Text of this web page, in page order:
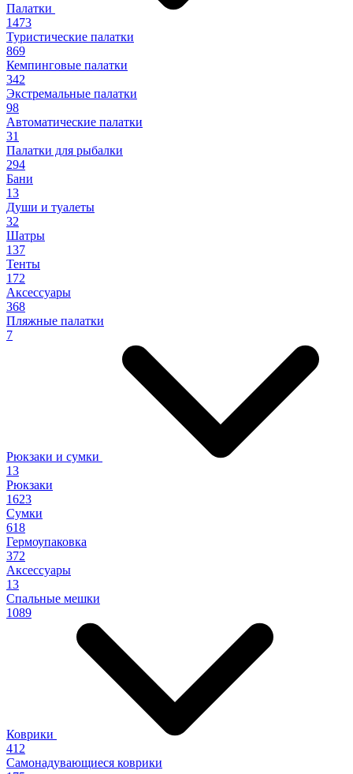
Палатки
1473
Туристические палатки
869
Кемпинговые палатки
342
Экстремальные палатки
98
Автоматические палатки
31
Палатки для рыбалки
294
Бани
13
Души и туалеты
32
Шатры
137
Тенты
172
Аксессуары
368
Пляжные палатки
7
Рюкзаки и сумки
13
Рюкзаки
1623
Сумки
618
Гермоупаковка
372
Аксессуары
13
Спальные мешки
1089
Коврики
412
Самонадувающиеся коврики